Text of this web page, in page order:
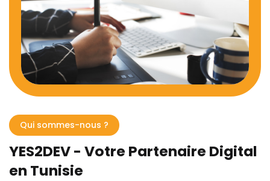
Qui sommes-nous ?
YES2DEV - Votre Partenaire Digital
en Tunisie